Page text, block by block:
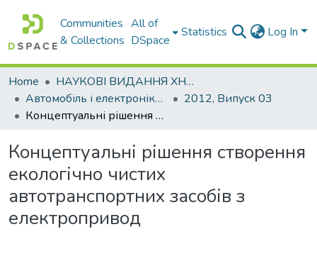
Communities
& Collections
All of
DSpace
Statistics Log In
Home
НАУКОВІ ВИДАННЯ ХНАДУ
Автомобіль і електроніка. Сучасні технології
2012, Випуск 03
Концептуальні рішення створення екологічно чистих автотранспортних засобів з електропривод
Концептуальні рішення створення
екологічно чистих
автотранспортних засобів з
електропривод